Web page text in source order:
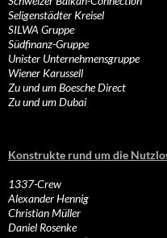
Seligenstädter Kreisel
SILWA Gruppe
Südfinanz-Gruppe
Unister Unternehmensgruppe
Wiener Karussell
Zu und um Boesche Direct
Zu und um Dubai
Konstrukte rund um die
1337-Crew
Alexander Hennig
Christian Müller
Daniel Rosenke